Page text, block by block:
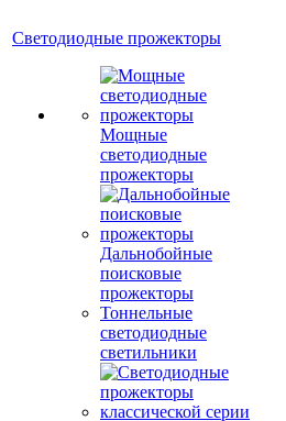
Светодиодные прожекторы
Мощные
светодиодные
прожекторы
Дальнобойные
поисковые
прожекторы
Тоннельные
светодиодные
светильники